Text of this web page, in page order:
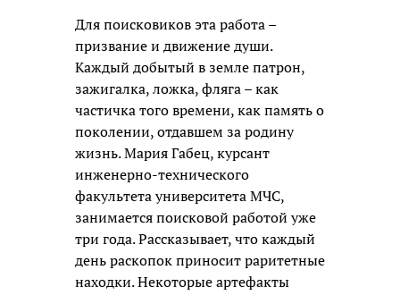
Для поисковиков эта работа –
призвание и движение души.
Каждый добытый в земле патрон,
зажигалка, ложка, фляга – как
частичка того времени, как память о
поколении, отдавшем за родину
жизнь. Мария Габец, курсант
инженерно-технического
факультета университета МЧС,
занимается поисковой работой уже
три года. Рассказывает, что каждый
день раскопок приносит раритетные
находки. Некоторые артефакты